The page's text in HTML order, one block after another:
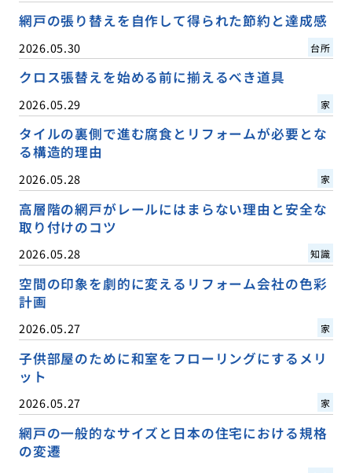
網戸の張り替えを自作して得られた節約と達成感
2026.05.30 台所
クロス張替えを始める前に揃えるべき道具
2026.05.29 家
タイルの裏側で進む腐食とリフォームが必要とな
る構造的理由
2026.05.28 家
高層階の網戸がレールにはまらない理由と安全な
取り付けのコツ
2026.05.28 知識
空間の印象を劇的に変えるリフォーム会社の色彩
計画
2026.05.27 家
子供部屋のために和室をフローリングにするメリ
ット
2026.05.27 家
網戸の一般的なサイズと日本の住宅における規格
の変遷